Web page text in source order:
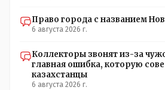
Право города с названием
6 августа 2026 г.
Коллекторы звонят из-за
главная ошибка, которую
казахстанцы
6 августа 2026 г.